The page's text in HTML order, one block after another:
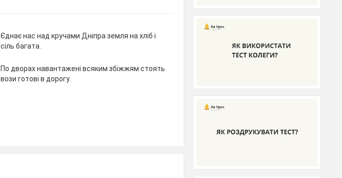
Єднає нас над кручами Дніпра земля на хліб і
сіль багата.
По дворах навантажені всяким збіжжям стоять
вози готові в дорогу.